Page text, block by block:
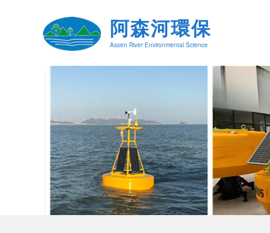
阿森河環保
Assen River Environmental Science